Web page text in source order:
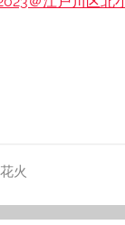
花火